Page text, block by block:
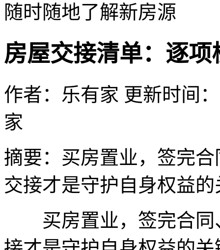
随时随地了解新房源
房屋交接清单：逐
作者：乐有家 更新时间
家
摘要： 买房置业，签完
交接才是守护自身权益
买房置业，签完合同